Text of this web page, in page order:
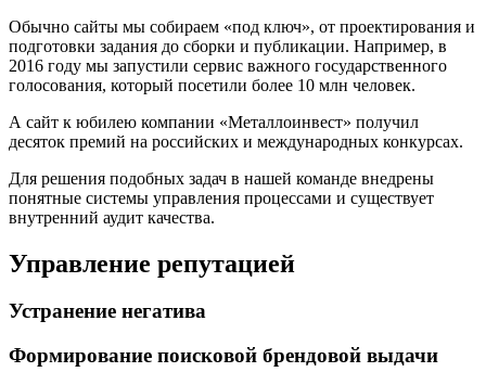
Обычно сайты мы собираем «под ключ», от проектирования и
подготовки задания до сборки и публикации. Например, в
2016 году мы запустили сервис важного государственного
голосования, который посетили более 10 млн человек.
А сайт к юбилею компании «Металлоинвест» получил
десяток премий на российских и международных конкурсах.
Для решения подобных задач в нашей команде внедрены
понятные системы управления процессами и существует
внутренний аудит качества.
Управление репутацией
Устранение негатива
Формирование поисковой брендовой выдачи